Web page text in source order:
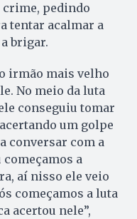
pedindo
tentar acalmar a
brigar.
irmão mais velho
No meio da luta
conseguiu tomar
um golpe
conversar com a
começamos a
aí nisso ele veio
começamos a luta
acertou nele”,